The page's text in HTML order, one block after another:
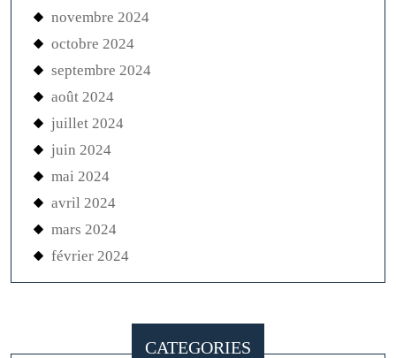
novembre 2024
octobre 2024
septembre 2024
août 2024
juillet 2024
juin 2024
mai 2024
avril 2024
mars 2024
février 2024
CATEGORIES